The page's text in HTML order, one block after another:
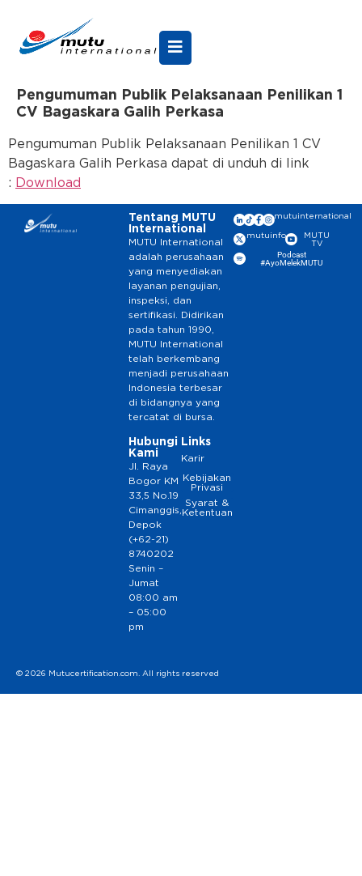
Pengumuman Publik Pelaksanaan Penilikan 1
CV Bagaskara Galih Perkasa
Pengumuman Publik Pelaksanaan Penilikan 1 CV
Bagaskara Galih Perkasa dapat di unduh di link
: Download
Tentang MUTU
International
MUTU International
adalah perusahaan
yang menyediakan
layanan pengujian,
inspeksi, dan
sertifikasi. Didirikan
pada tahun 1990,
MUTU International
telah berkembang
menjadi perusahaan
Indonesia terbesar
di bidangnya yang
tercatat di bursa.
Hubungi
Kami
Jl. Raya
Bogor KM
33,5 No.19
Cimanggis,
Depok
(+62-21)
8740202
Senin –
Jumat
08:00 am
– 05:00
pm
Links
Karir
Kebijakan
Privasi
Syarat &
Ketentuan
mutuinternational
mutuinfo
MUTU
TV
Podcast
#AyoMelekMUTU
© 2026 Mutucertification.com. All rights reserved